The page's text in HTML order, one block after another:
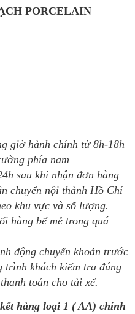
PORCELAIN
giờ hành chính từ 8h-18h
phía nam
sau khi nhận đơn hàng
chuyển nội thành Hồ Chí
khu vực và số lượng.
hàng bể mẻ trong quá
động chuyển khoản trước
trình khách kiểm tra đúng
toán cho tài xế.
hàng loại 1 ( AA) chính